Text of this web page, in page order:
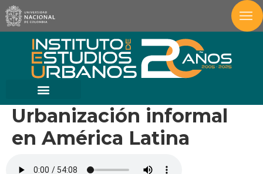
Urbanización informal
en América Latina